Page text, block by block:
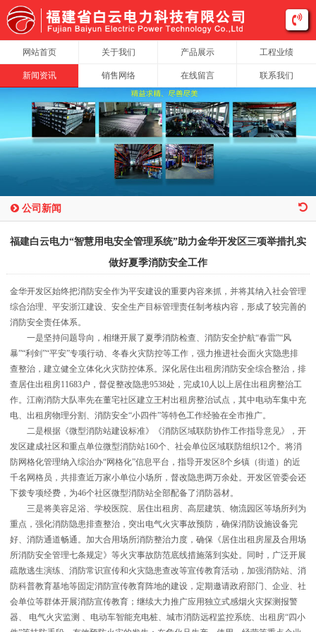
网站首页 关于我们 产品展示 工程业绩
新闻资讯 销售网络 在线留言 联系我们
公司新闻
福建白云电力“智慧用电安全管理系统”助力金华开发区三项举措扎实
做好夏季消防安全工作
金华开发区始终把消防安全作为平安建设的重要内容来抓，并将其纳入社会管理
综合治理、平安浙江建设、安全生产目标管理责任制考核内容，形成了较完善的
消防安全责任体系。
一是坚持问题导向，相继开展了夏季消防检查、消防安全护航“春雷”“风
暴”“利剑”“平安”专项行动、冬春火灾防控等工作，强力推进社会面火灾隐患排
查整治，建立健全立体化火灾防控体系。深化居住出租房消防安全综合整治，排
查居住出租房11683户，督促整改隐患9538处，完成10人以上居住出租房整治工
作。江南消防大队率先在董宅社区建立王村出租房整治试点，其中电动车集中充
电、出租房物理分割、消防安全“小四件”等特色工作经验在全市推广。
二是根据《微型消防站建设标准》《消防区域联防协作工作指导意见》，开
发区建成社区和重点单位微型消防站160个、社会单位区域联防组织12个。将消
防网格化管理纳入综治办“网格化”信息平台，指导开发区8个乡镇（街道）的近
千名网格员，共排查近万家小单位小场所，督改隐患两万余处。开发区管委会还
下拨专项经费，为46个社区微型消防站全部配备了消防器材。
三是将美容足浴、学校医院、居住出租房、高层建筑、物流园区等场所列为
重点，强化消防隐患排查整治，突出电气火灾事故预防，确保消防设施设备完
好、消防通道畅通。加大合用场所消防整治力度，确保《居住出租房屋及合用场
所消防安全管理七条规定》等火灾事故防范底线措施落到实处。同时，广泛开展
疏散逃生演练、消防常识宣传和火灾隐患查改等宣传教育活动，加强消防站、消
防科普教育基地等固定消防宣传教育阵地的建设，定期邀请政府部门、企业、社
会单位等群体开展消防宣传教育；继续大力推广应用独立式感烟火灾探测报警
器、
电气火灾监测 、电动车智能充电桩、城市消防远程监控系统、出租房“四小